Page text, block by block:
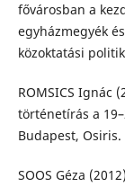
fővárosban a
egyházmegyék
közoktatási
ROMSICS Ignác
történetírás a
Budapest, Osiris.
SOOS Géza